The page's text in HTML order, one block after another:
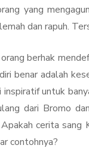
yang
dan rapuh.
berhak
benar adalah
inspiratif untuk
dari Bromo
cerita sang
contohnya?